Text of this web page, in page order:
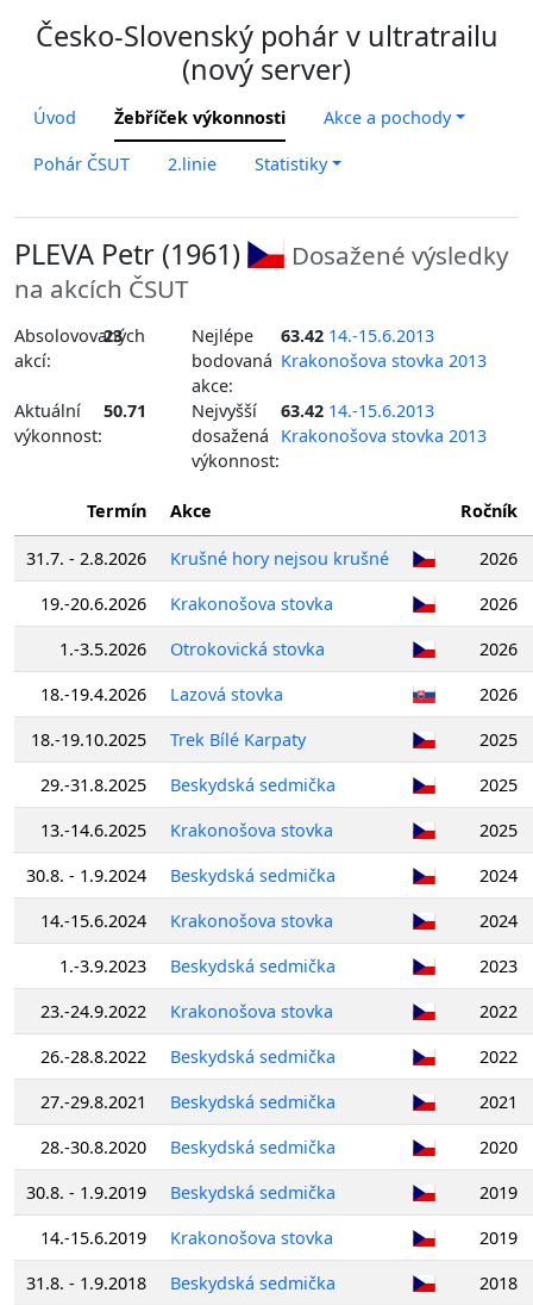
Česko-Slovenský pohár v ultratrailu
(nový server)
Úvod Žebříček výkonnosti Akce a pochody
Pohár ČSUT 2.linie Statistiky
PLEVA Petr (1961)
Dosažené výsledky
na akcích ČSUT
Absolovovaných
akcí:
23
Nejlépe
bodovaná
akce:
63.42 14.-15.6.2013
Krakonošova stovka 2013
Aktuální
výkonnost:
50.71
Nejvyšší
dosažená
výkonnost:
63.42 14.-15.6.2013
Krakonošova stovka 2013
Termín Akce Ročník
31.7. - 2.8.2026 Krušné hory nejsou krušné
2026
19.-20.6.2026
Krakonošova stovka
2026
1.-3.5.2026
Otrokovická stovka
2026
18.-19.4.2026
Lazová stovka
2026
18.-19.10.2025
Trek Bílé Karpaty
2025
29.-31.8.2025
Beskydská sedmička
2025
13.-14.6.2025
Krakonošova stovka
2025
30.8. - 1.9.2024
Beskydská sedmička
2024
14.-15.6.2024
Krakonošova stovka
2024
1.-3.9.2023
Beskydská sedmička
2023
23.-24.9.2022
Krakonošova stovka
2022
26.-28.8.2022
Beskydská sedmička
2022
27.-29.8.2021
Beskydská sedmička
2021
28.-30.8.2020
Beskydská sedmička
2020
30.8. - 1.9.2019
Beskydská sedmička
2019
14.-15.6.2019
Krakonošova stovka
2019
31.8. - 1.9.2018
Beskydská sedmička
2018